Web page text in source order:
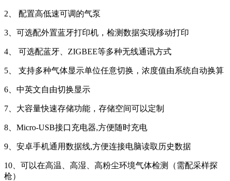
2、 配置高低速可调的气泵
3、可选配外置蓝牙打印机，检测数据实现移动打印
4、 可选配蓝牙、ZIGBEE等多种无线通讯方式
5、 支持多种气体显示单位任意切换，浓度值由系统自动换算
6、中英文自由切换显示
7、大容量快速存储功能，存储空间可以定制
8、Micro-USB接口充电器,方便随时充电
9、安卓手机通用数据线,方便连接电脑读取历史数据
10、可以在高温、高湿、高粉尘环境气体检测（需配采样探
枪）